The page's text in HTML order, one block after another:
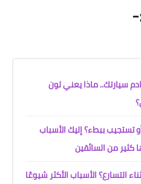
سيارتك.. ماذا يعني لون
تستجيب ببطء؟ إليك الأسباب
كثير من السائقين
التسارع؟ الأسباب الأكثر شيوعًا